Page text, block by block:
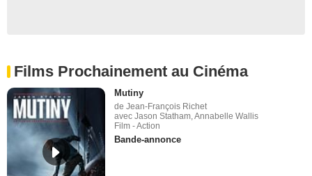
Films Prochainement au Cinéma
Mutiny
de Jean-François Richet
avec Jason Statham, Annabelle Wallis
Film - Action
Bande-annonce